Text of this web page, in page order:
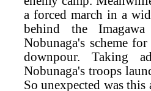
a forced march in a
behind the Imagawa
Nobunaga's scheme
downpour. Taking
Nobunaga's troops
So unexpected was